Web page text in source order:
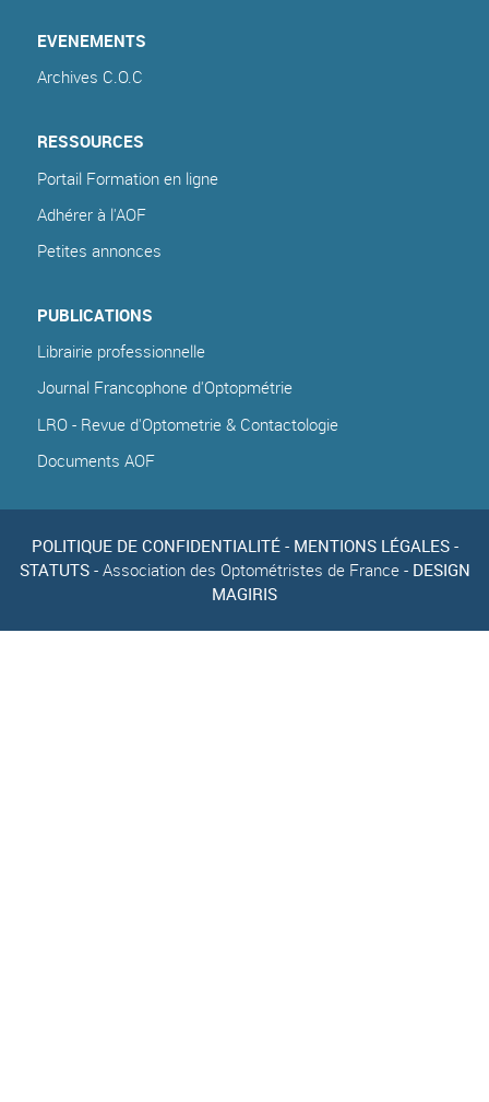
EVENEMENTS
Archives C.O.C
RESSOURCES
Portail Formation en ligne
Adhérer à l'AOF
Petites annonces
PUBLICATIONS
Librairie professionnelle
Journal Francophone d'Optopmétrie
LRO - Revue d'Optometrie & Contactologie
Documents AOF
POLITIQUE DE CONFIDENTIALITÉ- MENTIONS LÉGALES-
STATUTS- Association des Optométristes de France - DESIGN
MAGIRIS